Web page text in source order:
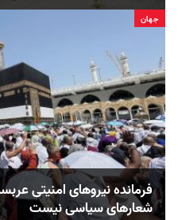
جهان
فرمانده نیروهای امنیتی
شعارهای سیاسی نیست